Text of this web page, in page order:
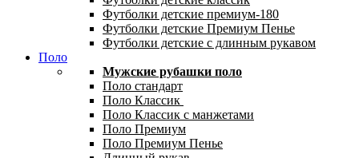
Футболки детские премиум-180
Футболки детские Премиум Пенье
Футболки детские с длинным рукавом
Поло
Мужские рубашки поло
Поло стандарт
Поло Классик
Поло Классик с манжетами
Поло Премиум
Поло Премиум Пенье